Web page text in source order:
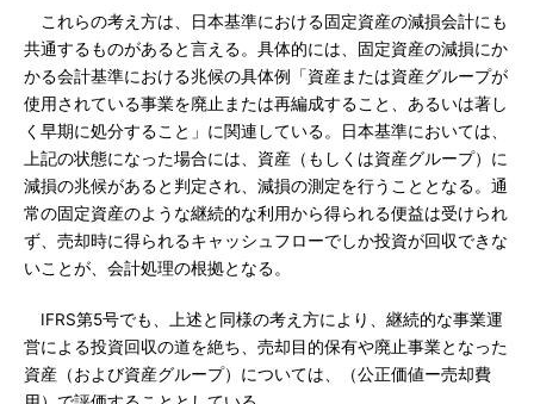
これらの考え方は、日本基準における固定資産の減損会計にも
共通するものがあると言える。具体的には、固定資産の減損にか
かる会計基準における兆候の具体例「資産または資産グループが
使用されている事業を廃止または再編成すること、あるいは著し
く早期に処分すること」に関連している。日本基準においては、
上記の状態になった場合には、資産（もしくは資産グループ）に
減損の兆候があると判定され、減損の測定を行うこととなる。通
常の固定資産のような継続的な利用から得られる便益は受けられ
ず、売却時に得られるキャッシュフローでしか投資が回収できな
いことが、会計処理の根拠となる。
IFRS第5号でも、上述と同様の考え方により、継続的な事業運
営による投資回収の道を絶ち、売却目的保有や廃止事業となった
資産（および資産グループ）については、（公正価値ー売却費